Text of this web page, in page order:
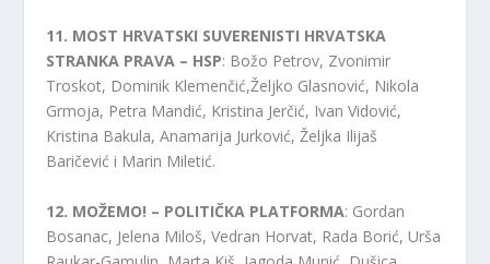
11. MOST HRVATSKI SUVERENISTI HRVATSKA
STRANKA PRAVA – HSP: Božo Petrov, Zvonimir
Troskot, Dominik Klemenčić,Željko Glasnović, Nikola
Grmoja, Petra Mandić, Kristina Jerčić, Ivan Vidović,
Kristina Bakula, Anamarija Jurković, Željka Ilijaš
Baričević i Marin Miletić.
12. MOŽEMO! – POLITIČKA PLATFORMA: Gordan
Bosanac, Jelena Miloš, Vedran Horvat, Rada Borić, Urša